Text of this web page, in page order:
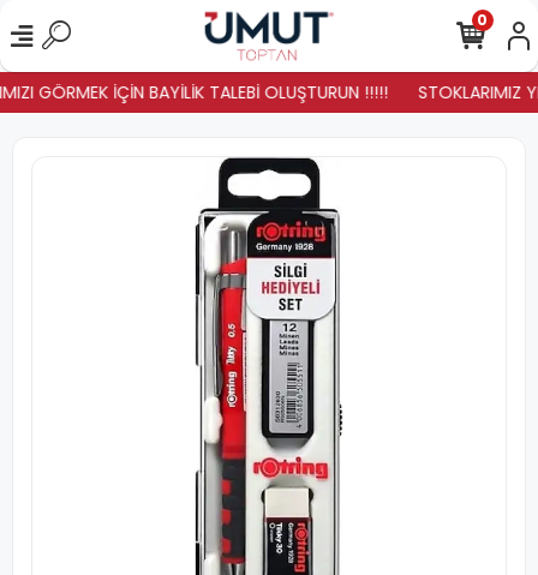
GÖRMEK İÇİN BAYİLİK TALEBİ OLUŞTURUN !!!!! STOKLARIMIZ
0